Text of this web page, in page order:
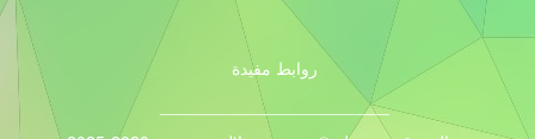
روابط مفيدة
________________________